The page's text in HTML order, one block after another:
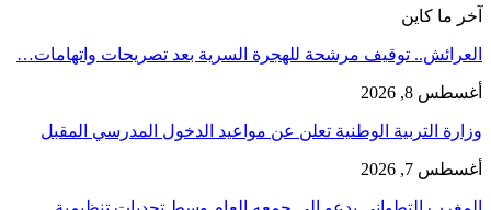
آخر ما كاين
العرائش.. توقيف مرشحة للهجرة السرية بعد تصريحات واتهامات…
أغسطس 8, 2026
وزارة التربية الوطنية تعلن عن مواعيد الدخول المدرسي المقبل
أغسطس 7, 2026